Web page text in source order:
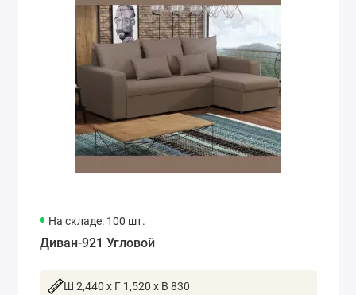
На складе: 100 шт.
Диван-921 Угловой
Ш 2,440 x Г 1,520 x В 830